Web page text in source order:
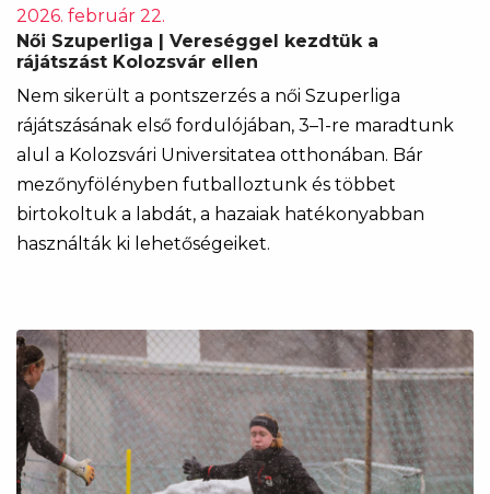
2026. február 22.
Női Szuperliga | Vereséggel kezdtük a
rájátszást Kolozsvár ellen
Nem sikerült a pontszerzés a női Szuperliga
rájátszásának első fordulójában, 3–1-re maradtunk
alul a Kolozsvári Universitatea otthonában. Bár
mezőnyfölényben futballoztunk és többet
birtokoltuk a labdát, a hazaiak hatékonyabban
használták ki lehetőségeiket.